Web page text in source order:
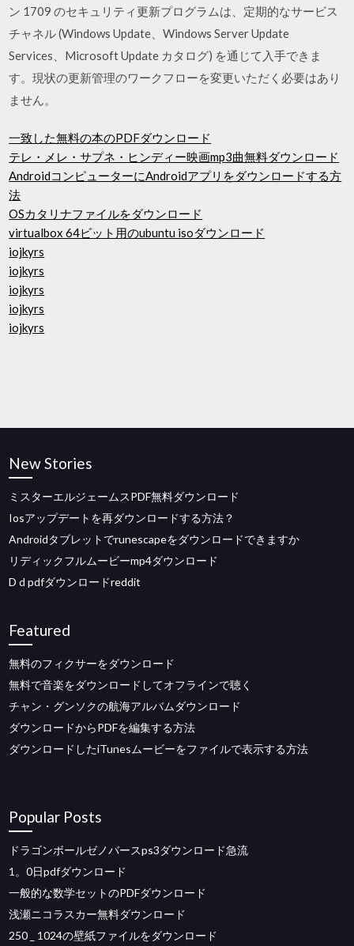
ン 1709 のセキュリティ更新プログラムは、定期的なサービス
チャネル (Windows Update、Windows Server Update
Services、Microsoft Update カタログ) を通じて入手できま
す。現状の更新管理のワークフローを変更いただく必要はあり
ません。
一致した無料の本のPDFダウンロード
テレ・メレ・サプネ・ヒンディー映画mp3曲無料ダウンロード
AndroidコンピューターにAndroidアプリをダウンロードする方
法
OSカタリナファイルをダウンロード
virtualbox 64ビット用のubuntu isoダウンロード
iojkyrs
iojkyrs
iojkyrs
iojkyrs
iojkyrs
New Stories
ミスターエルジェームスPDF無料ダウンロード
Iosアップデートを再ダウンロードする方法？
Androidタブレットでrunescapeをダウンロードできますか
リディックフルムービーmp4ダウンロード
D d pdfダウンロードreddit
Featured
無料のフィクサーをダウンロード
無料で音楽をダウンロードしてオフラインで聴く
チャン・グンソクの航海アルバムダウンロード
ダウンロードからPDFを編集する方法
ダウンロードしたiTunesムービーをファイルで表示する方法
Popular Posts
ドラゴンボールゼノバースps3ダウンロード急流
1。0日pdfダウンロード
一般的な数学セットのPDFダウンロード
浅瀬ニコラスカー無料ダウンロード
250 _ 1024の壁紙ファイルをダウンロード